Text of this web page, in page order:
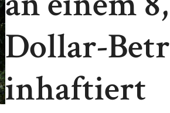
Dollar-
inhaftiert